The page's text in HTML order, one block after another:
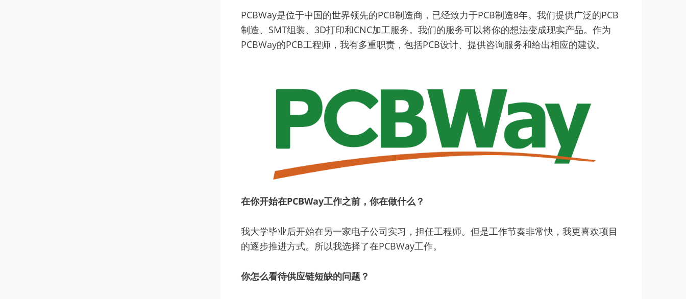
PCBWay是位于中国的世界领先的PCB制造商，已经致力于PCB制造8年。我们提供广泛的PCB
制造、SMT组装、3D打印和CNC加工服务。我们的服务可以将你的想法变成现实产品。作为
PCBWay的PCB工程师，我有多重职责，包括PCB设计、提供咨询服务和给出相应的建议。
在你开始在PCBWay工作之前，你在做什么？
我大学毕业后开始在另一家电子公司实习，担任工程师。但是工作节奏非常快，我更喜欢项目
的逐步推进方式。所以我选择了在PCBWay工作。
你怎么看待供应链短缺的问题？